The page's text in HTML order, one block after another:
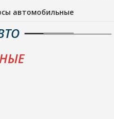
автомобильные